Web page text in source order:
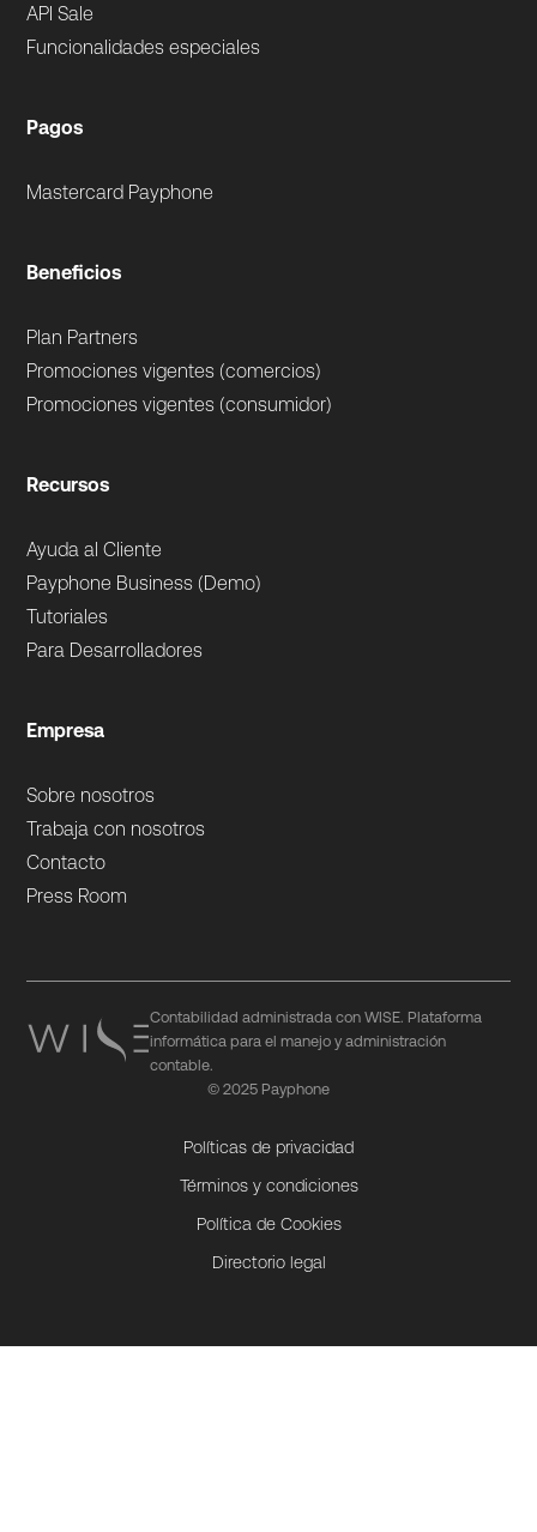
API Sale
Funcionalidades especiales
Pagos
Mastercard Payphone
Beneficios
Plan Partners
Promociones vigentes (comercios)
Promociones vigentes (consumidor)
Recursos
Ayuda al Cliente
Payphone Business (Demo)
Tutoriales
Para Desarrolladores
Empresa
Sobre nosotros
Trabaja con nosotros
Contacto
Press Room
Contabilidad administrada con WISE. Plataforma
informática para el manejo y administración
contable.
© 2025 Payphone
Políticas de privacidad
Términos y condiciones
Política de Cookies
Directorio legal